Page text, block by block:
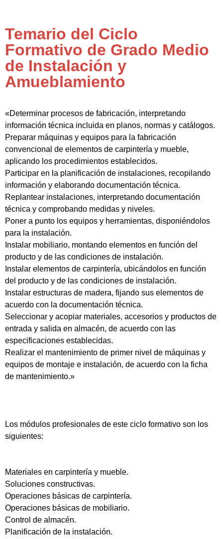
Temario del Ciclo
Formativo de Grado Medio
de Instalación y
Amueblamiento
«Determinar procesos de fabricación, interpretando
información técnica incluida en planos, normas y catálogos.
Preparar máquinas y equipos para la fabricación
convencional de elementos de carpintería y mueble,
aplicando los procedimientos establecidos.
Participar en la planificación de instalaciones, recopilando
información y elaborando documentación técnica.
Replantear instalaciones, interpretando documentación
técnica y comprobando medidas y niveles.
Poner a punto los equipos y herramientas, disponiéndolos
para la instalación.
Instalar mobiliario, montando elementos en función del
producto y de las condiciones de instalación.
Instalar elementos de carpintería, ubicándolos en función
del producto y de las condiciones de instalación.
Instalar estructuras de madera, fijando sus elementos de
acuerdo con la documentación técnica.
Seleccionar y acopiar materiales, accesorios y productos de
entrada y salida en almacén, de acuerdo con las
especificaciones establecidas.
Realizar el mantenimiento de primer nivel de máquinas y
equipos de montaje e instalación, de acuerdo con la ficha
de mantenimiento.»
Los módulos profesionales de este ciclo formativo son los
siguientes:
Materiales en carpintería y mueble.
Soluciones constructivas.
Operaciones básicas de carpintería.
Operaciones básicas de mobiliario.
Control de almacén.
Planificación de la instalación.